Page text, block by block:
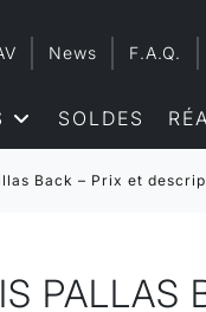
News F.A.Q.
SOLDES
Back – Prix et
PALLAS